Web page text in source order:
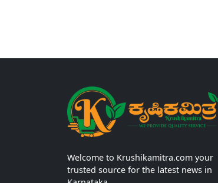
Welcome to Krushikamitra.com your
trusted source for the latest news in